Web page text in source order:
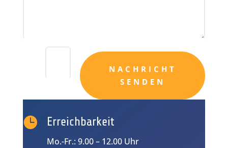
NACHRICHT
SENDEN
 Erreichbarkeit
Mo.-Fr.: 9.00 – 12.00 Uhr